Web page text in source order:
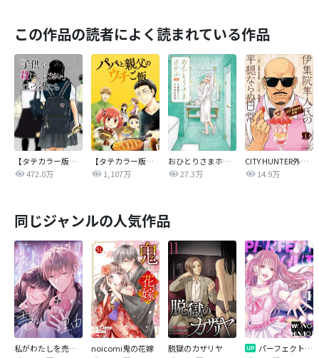
この作品の読者によく読まれている作品
【タテカラー版】｢子供を殺してください｣という親たち
472.0万
【タテカラー版】パパと親父のウチご飯
1,107万
おひとりさまホテル
27.3万
CITY HUNTER外伝 伊集院隼人氏の平穏ならぬ日常
14.9万
同じジャンルの人気作品
私がわたしを売る理由
noicomi鬼の花嫁
脱獄のカザリヤ
パーフェクトグリッター